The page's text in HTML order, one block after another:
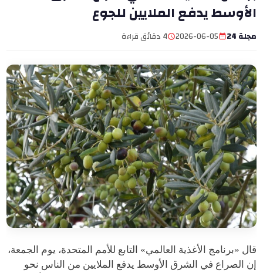
الأوسط يدفع الملايين للجوع
مجلة 24 2026-06-05 4 دقائق قراءة
قال «برنامج الأغذية العالمي» التابع للأمم المتحدة، يوم الجمعة،
إن الصراع في الشرق الأوسط يدفع الملايين من الناس نحو